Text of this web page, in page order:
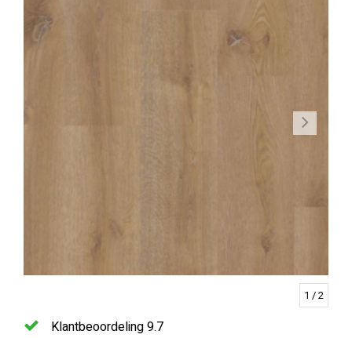
1 / 2
Klantbeoordeling 9.7